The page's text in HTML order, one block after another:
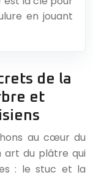
en jouant
de la
et
au cœur du
art du plâtre qui
: le stuc et la